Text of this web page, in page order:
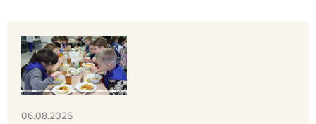
06.08.2026